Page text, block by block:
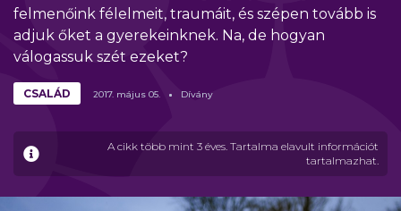
felmenőink félelmeit, traumáit, és szépen tovább is
adjuk őket a gyerekeinknek. Na, de hogyan
válogassuk szét ezeket?
A cikk több mint 3 éves. Tartalma elavult információt
tartalmazhat.
CSALÁD 2017. május 05. Dívány